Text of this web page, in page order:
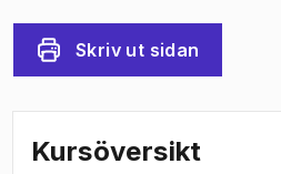
Skriv ut sidan
Kursöversikt